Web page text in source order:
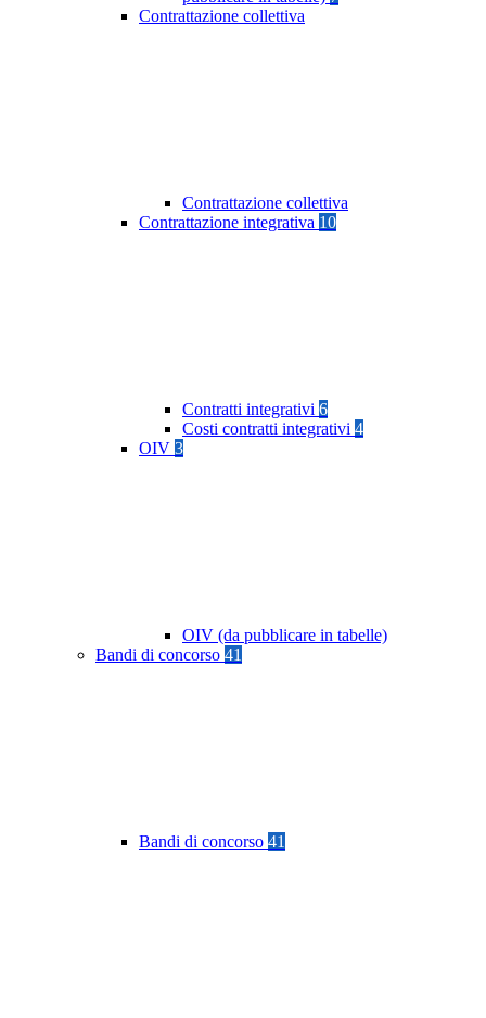
Contrattazione collettiva
Contrattazione collettiva
Contrattazione integrativa 10
Contratti integrativi 6
Costi contratti integrativi 4
OIV 3
OIV (da pubblicare in tabelle)
Bandi di concorso 41
Bandi di concorso 41